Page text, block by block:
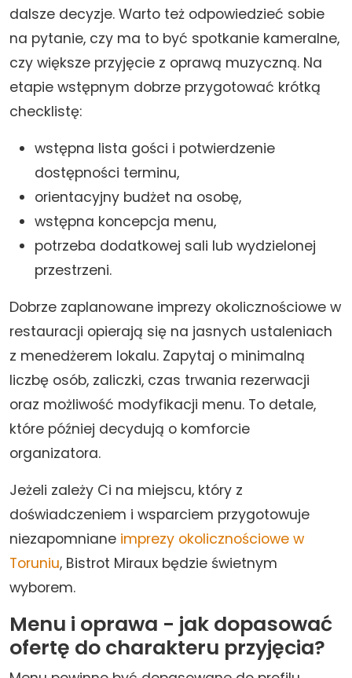
dalsze decyzje. Warto też odpowiedzieć sobie
na pytanie, czy ma to być spotkanie kameralne,
czy większe przyjęcie z oprawą muzyczną. Na
etapie wstępnym dobrze przygotować krótką
checklistę:
wstępna lista gości i potwierdzenie
dostępności terminu,
orientacyjny budżet na osobę,
wstępna koncepcja menu,
potrzeba dodatkowej sali lub wydzielonej
przestrzeni.
Dobrze zaplanowane imprezy okolicznościowe w
restauracji opierają się na jasnych ustaleniach
z menedżerem lokalu. Zapytaj o minimalną
liczbę osób, zaliczki, czas trwania rezerwacji
oraz możliwość modyfikacji menu. To detale,
które później decydują o komforcie
organizatora.
Jeżeli zależy Ci na miejscu, który z
doświadczeniem i wsparciem przygotowuje
niezapomniane imprezy okolicznościowe w
Toruniu, Bistrot Miraux będzie świetnym
wyborem.
Menu i oprawa - jak dopasować
ofertę do charakteru przyjęcia?